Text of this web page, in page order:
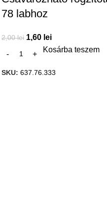
78 labhoz
2,00lei 1,60 lei
Kosárba teszem
SKU: 637.76.333